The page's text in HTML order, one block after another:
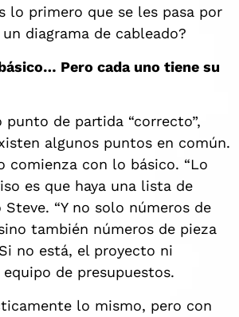
lo primero que se les pasa por
diagrama de cableado?
Pero cada uno tiene su
punto de partida “correcto”,
algunos puntos en común.
comienza con lo básico. “Lo
es que haya una lista de
Steve. “Y no solo números de
también números de pieza
no está, el proyecto ni
de presupuestos.
lo mismo, pero con